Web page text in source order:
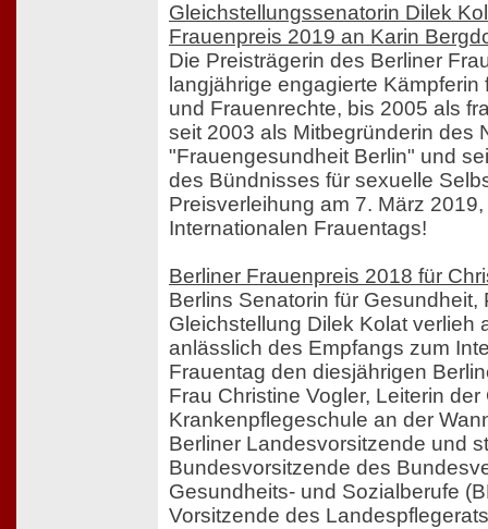
Gleichstellungssenatorin Dilek
Frauenpreis 2019 an Karin
Die Preisträgerin des Berliner
langjährige engagierte
und Frauenrechte, bis 2005 als
seit 2003 als Mitbegründerin des
"Frauengesundheit Berlin" und
des Bündnisses für sexuelle
Preisverleihung am 7. März
Internationalen Frauentags!
Berliner Frauenpreis 2018 für
Berlins Senatorin für Gesundheit,
Gleichstellung Dilek Kolat verlieh
anlässlich des Empfangs zum
Frauentag den diesjährigen
Frau Christine Vogler, Leiterin
Krankenpflegeschule an der
Berliner Landesvorsitzende und
Bundesvorsitzende des
Gesundheits- und Sozialberufe
Vorsitzende des